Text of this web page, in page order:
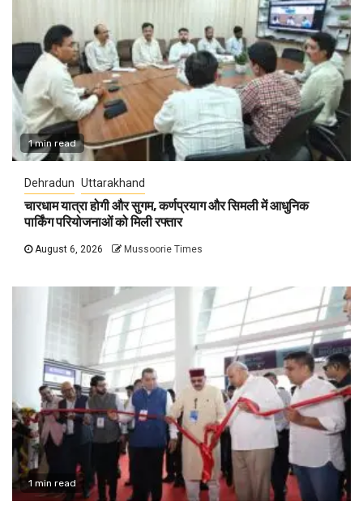
1 min read
Dehradun Uttarakhand
चारधाम यात्रा होगी और सुगम, कर्णप्रयाग और सिमली में आधुनिक
पार्किंग परियोजनाओं को मिली रफ्तार
August 6, 2026 Mussoorie Times
1 min read